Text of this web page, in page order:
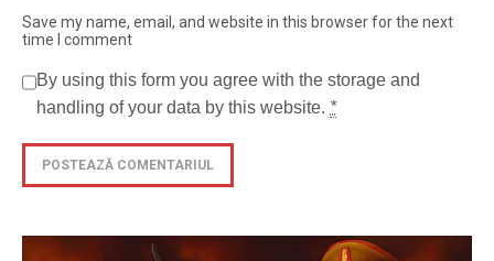
Save my name, email, and website in this browser for the next
time I comment
By using this form you agree with the storage and
handling of your data by this website. *